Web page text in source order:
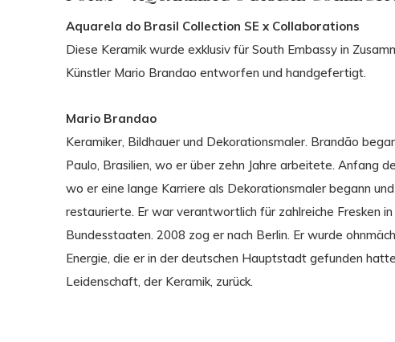
Aquarela do Brasil Collection SE x Collaborations
Diese Keramik wurde exklusiv für South Embassy in
Künstler Mario Brandao entworfen und handgefertigt.
Mario Brandao
Keramiker, Bildhauer und Dekorationsmaler. Brandão
Paulo, Brasilien, wo er über zehn Jahre arbeitete. Anfang
wo er eine lange Karriere als Dekorationsmaler begann
restaurierte. Er war verantwortlich für zahlreiche Fresken in
Bundesstaaten. 2008 zog er nach Berlin. Er wurde
Energie, die er in der deutschen Hauptstadt gefunden
Leidenschaft, der Keramik, zurück.